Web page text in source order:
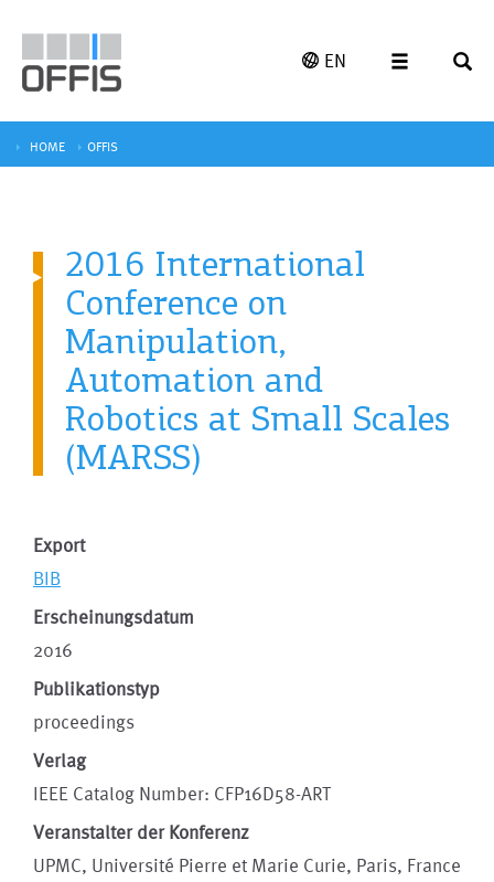
EN
HOME OFFIS
2016 International
Conference on
Manipulation,
Automation and
Robotics at Small Scales
(MARSS)
Export
BIB
Erscheinungsdatum
2016
Publikationstyp
proceedings
Verlag
IEEE Catalog Number: CFP16D58-ART
Veranstalter der Konferenz
UPMC, Université Pierre et Marie Curie, Paris, France